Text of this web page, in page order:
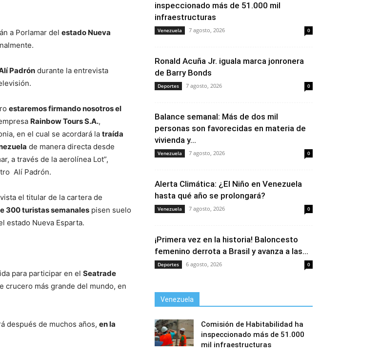
a Porlamar del estado Nueva
Padrón durante la entrevista
estaremos firmando nosotros el
Rainbow Tours S.A.,
en el cual se acordará latraída
de manera directa desde
a través de la aerolínea Lot”,
Alí Padrón.
el titular de la cartera de
300 turistas semanales pisen suelo
estado Nueva Esparta.
para participar en el Seatrade
crucero más grande del mundo, en
después de muchos años, en la
inspeccionado más de 51.000 mil
infraestructuras
Venezuela 7 agosto, 2026 0
Ronald Acuña Jr. iguala marca jonronera
de Barry Bonds
Deportes 7 agosto, 2026 0
Balance semanal: Más de dos mil
personas son favorecidas en materia de
vivienda y...
Venezuela 7 agosto, 2026 0
Alerta Climática: ¿El Niño en Venezuela
hasta qué año se prolongará?
Venezuela 7 agosto, 2026 0
¡Primera vez en la historia! Baloncesto
femenino derrota a Brasil y avanza a las...
Deportes 6 agosto, 2026 0
Venezuela
Comisión de Habitabilidad ha
inspeccionado más de 51.000
mil infraestructuras